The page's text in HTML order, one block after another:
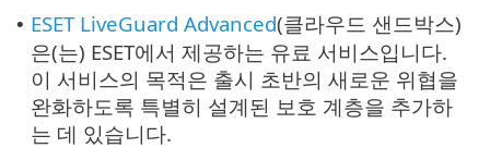
• ESET LiveGuard Advanced(클라우드 샌드박스)
은(는) ESET에서 제공하는 유료 서비스입니다.
이 서비스의 목적은 출시 초반의 새로운 위협을
완화하도록 특별히 설계된 보호 계층을 추가하
는 데 있습니다.